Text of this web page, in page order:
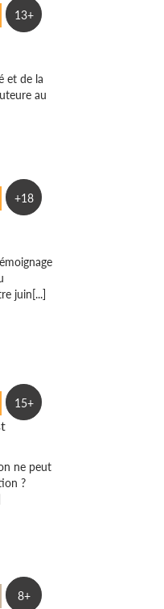
et de la
au
13+
juin[...]
+18
ne peut
?
15+
8+